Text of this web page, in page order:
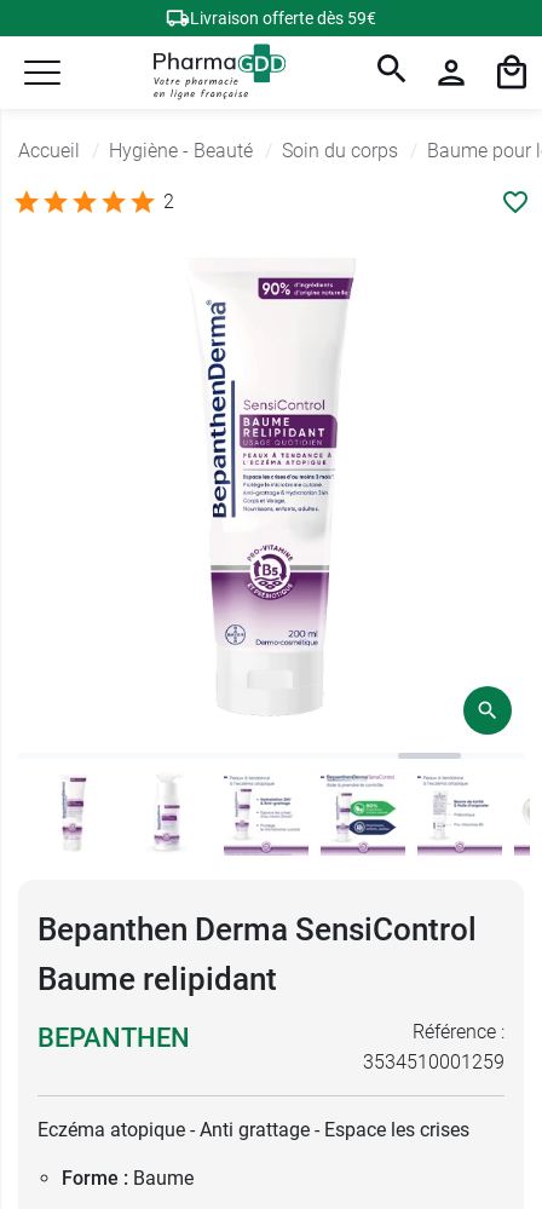
Livraison offerte dès 59€
Accueil Hygiène - Beauté Soin du corps Baume pour
2
Bepanthen Derma SensiControl
Baume relipidant
BEPANTHEN
Référence :
3534510001259
Eczéma atopique - Anti grattage - Espace les crises
Forme : Baume